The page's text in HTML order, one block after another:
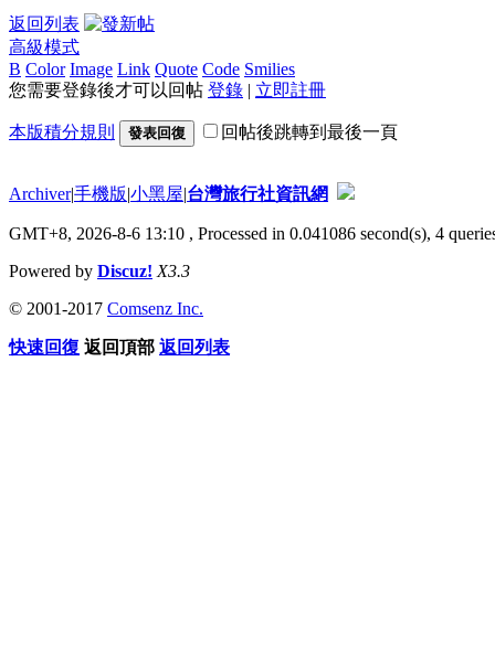
返回列表
高級模式
B Color Image Link Quote Code Smilies
您需要登錄後才可以回帖 登錄 | 立即註冊
本版積分規則 發表回復 回帖後跳轉到最後一頁
Archiver|手機版|小黑屋|台灣旅行社資訊網
GMT+8, 2026-8-6 13:10 , Processed in 0.041086 second(s), 4
Powered by Discuz! X3.3
© 2001-2017 Comsenz Inc.
快速回復 返回頂部 返回列表